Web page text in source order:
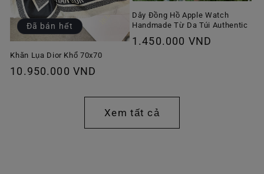
Đã bán hết
Khăn Lụa Dior Khổ 70x70
Giá
10.950.000 VND
Dây Đồng Hồ Apple Watch
Handmade Từ Da Túi Authentic
Giá
1.450.000 VND
Xem tất cả